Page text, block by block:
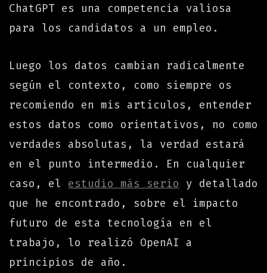
ChatGPT es una competencia valiosa
para los candidatos a un empleo.
Luego los datos cambian radicalmente
según el contexto, como siempre os
recomiendo en mis artículos, entender
estos datos como orientativos, no como
verdades absolutas, la verdad estará
en el punto intermedio. En cualquier
caso, el estudio más serio y detallado
que he encontrado, sobre el impacto
futuro de esta tecnología en el
trabajo, lo realizó OpenAI a
principios de año.